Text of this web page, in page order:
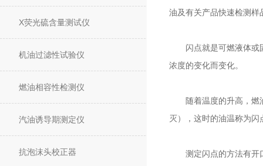
X荧光硫含量测试仪
机油过滤性试验仪
燃油相容性检测仪
汽油诱导期测定仪
抗泡沫头校正器
油及有关产品快速检测样
闪点就是可燃液体或固
浓度的变化而变化。
随着温度的升高，燃油
灭），这时的油温称为
测定闪点的方法有开口